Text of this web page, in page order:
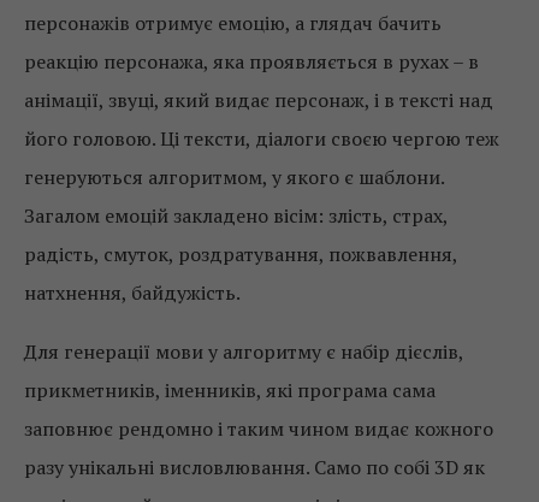
персонажів отримує емоцію, а глядач бачить
реакцію персонажа, яка проявляється в рухах – в
анімації, звуці, який видає персонаж, і в тексті над
його головою. Ці тексти, діалоги своєю чергою теж
генеруються алгоритмом, у якого є шаблони.
Загалом емоцій закладено вісім: злість, страх,
радість, смуток, роздратування, пожвавлення,
натхнення, байдужість.
Для генерації мови у алгоритму є набір дієслів,
прикметників, іменників, які програма сама
заповнює рендомно і таким чином видає кожного
разу унікальні висловлювання. Само по собі 3D як